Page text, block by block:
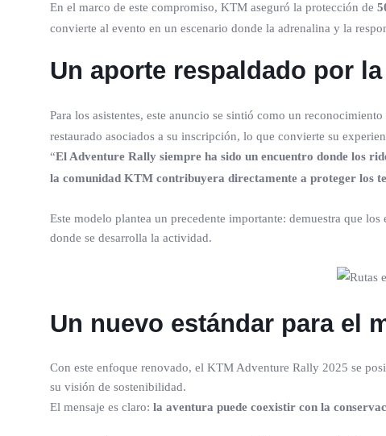
En el marco de este compromiso, KTM aseguró la protección de
convierte al evento en un escenario donde la adrenalina y la
Un aporte respaldado por
Para los asistentes, este anuncio se sintió como un
restaurado asociados a su inscripción, lo que convierte su
“El Adventure Rally siempre ha sido un encuentro donde los
la comunidad KTM contribuyera directamente a proteger los
Este modelo plantea un precedente importante: demuestra que
donde se desarrolla la actividad.
Un nuevo estándar para el
Con este enfoque renovado, el KTM Adventure Rally 2025 se
su visión de sostenibilidad.
El mensaje es claro: la aventura puede coexistir con la